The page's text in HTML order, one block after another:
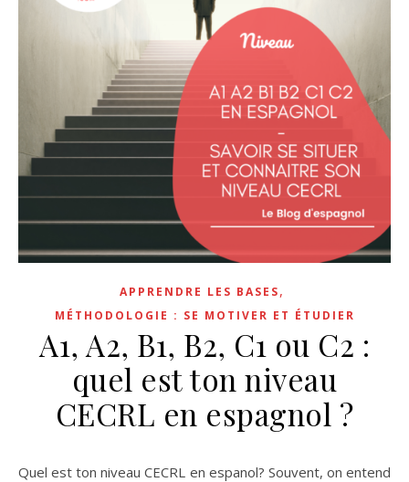
APPRENDRE LES BASES,
MÉTHODOLOGIE : SE MOTIVER ET ÉTUDIER
A1, A2, B1, B2, C1 ou C2 :
quel est ton niveau
CECRL en espagnol ?
Quel est ton niveau CECRL en espanol? Souvent, on entend